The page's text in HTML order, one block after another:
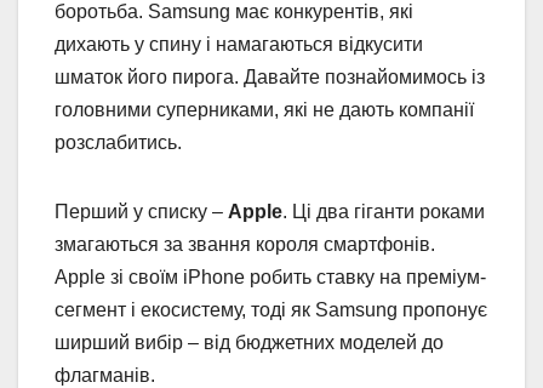
боротьба. Samsung має конкурентів, які
дихають у спину і намагаються відкусити
шматок його пирога. Давайте познайомимось із
головними суперниками, які не дають компанії
розслабитись.
Перший у списку – Apple. Ці два гіганти роками
змагаються за звання короля смартфонів.
Apple зі своїм iPhone робить ставку на преміум-
сегмент і екосистему, тоді як Samsung пропонує
ширший вибір – від бюджетних моделей до
флагманів.